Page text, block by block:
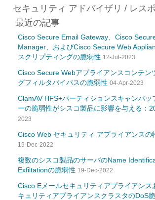
セキュリティ アドバイザリ / レス
最近の記事
Cisco Secure Email Gateway、Cisco
Manager、およびCisco Secure Web
スクリプティングの脆弱性 12-Jul-2023
Cisco Secure Webアプライアンスコンテン
グフィルタバイパスの脆弱性 04-Apr-2023
ClamAV HFS+パーティションスキャンバッ
ーの脆弱性がシスコ製品に影響を与える：
2023
Cisco Web セキュリティ アプライアンスの
19-Dec-2022
複数のシスコ製品のサーバのName
Exfiltationの脆弱性 19-Dec-2022
Cisco Eメールセキュリティアプライアンス
キュリティアプライアンスクラスタのDoS